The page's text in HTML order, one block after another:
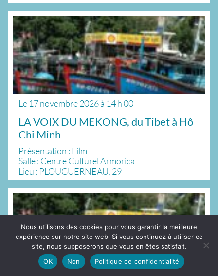
Le 17 novembre 2026à 14 h 00
LA VOIX DU MEKONG, du Tibet à Hô
Chi Minh
Présentation : Film
Salle : Centre Culturel Armorica
Lieu : PLOUGUERNEAU, 29
Nous utilisons des cookies pour vous garantir la meilleure
expérience sur notre site web. Si vous continuez à utiliser ce
site, nous supposerons que vous en êtes satisfait.
OK
Non Politique de confidentialité